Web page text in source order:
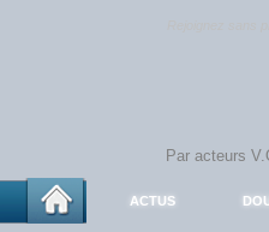
ACTUS